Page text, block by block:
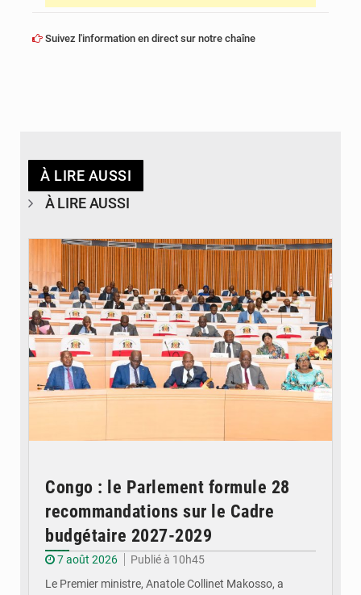
Suivez l'information en direct sur notre chaîne
À LIRE AUSSI
À LIRE AUSSI
Congo : le Parlement formule 28
recommandations sur le Cadre
budgétaire 2027-2029
7 août 2026
Publié à 10h45
Le Premier ministre, Anatole Collinet Makosso, a